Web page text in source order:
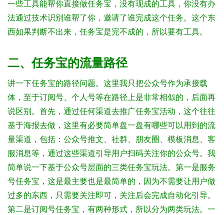
一些工具能帮你直接做任务宝，没有现成的工具，你没有办
法通过技术识别谁帮了你，邀请了谁完成这个任务。这个东
西如果判断不出来，任务宝是完不成的，所以要有工具。
二、任务宝的流量路径
讲一下任务宝的路径问题。这里我只把公众号作为承接载
体，至于订阅号、个人号等在路径上是非常相似的，后面再
说区别。 首先，通过任何渠道去推广任务宝活动，这个往往
基于海报去做，这里有必要简单盘一盘有哪些可以用到的流
量渠道，包括：公众号推文、社群、朋友圈、模板消息、客
服消息等，通过这些渠道引导用户扫码关注你的公众号。 我
简单说一下基于公众号层面的三类任务宝玩法。 第一是服务
号任务宝，这是最主要也是最简单的，因为不需要让用户做
过多的东西，只需要关注即可，关注后会完成自动化引导。
第二是订阅号任务宝，有两种形式，所以分为两类玩法。一